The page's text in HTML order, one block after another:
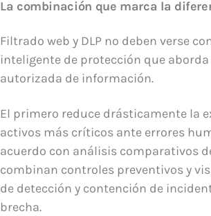
La combinación que marca la
Filtrado web y DLP no deben verse
inteligente de protección que
autorizada de información.
El primero reduce drásticamente la
activos más críticos ante errores
acuerdo con análisis comparativos
combinan controles preventivos y
de detección y contención de
brecha.